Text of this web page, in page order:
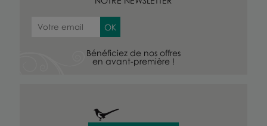
Bénéficiez de nos offres
en avant-première !